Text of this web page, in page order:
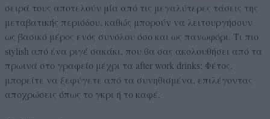
σειρά τους αποτελούν μία από τις μεγαλύτερες τάσεις της
μεταβατικής περιόδου, καθώς μπορούν να λειτουργήσουν
ως βασικό μέρος ενός συνόλου όσο και ως πανωφόρι. Τι πιο
stylish από ένα ριγέ σακάκι, που θα σας ακολουθήσει από τα
πρωινά στο γραφείο μέχρι τα after work drinks; Φέτος,
μπορείτε να ξεφύγετε από τα συνηθισμένα, επιλέγοντας
αποχρώσεις όπως το γκρι ή το καφέ.